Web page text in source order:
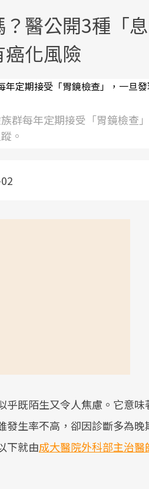
醫公開3種「
化風險
群每年定期接受「胃鏡檢查
。
乎既陌生又令人焦慮。它意味
發生率不高，卻因診斷多為晚
下就由成大醫院外科部主治醫
面對超高齡社會的浪潮，台灣正
照3.0」的推進，「預防醫學」已
2025年，就到良醫生活祭體驗「
良醫健康網從「換季的身體變化
改善行動。